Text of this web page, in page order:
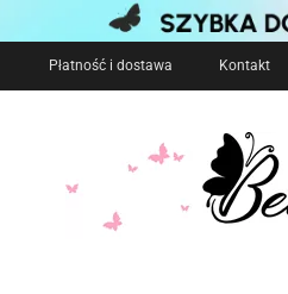
Płatność i dostawa Kontakt